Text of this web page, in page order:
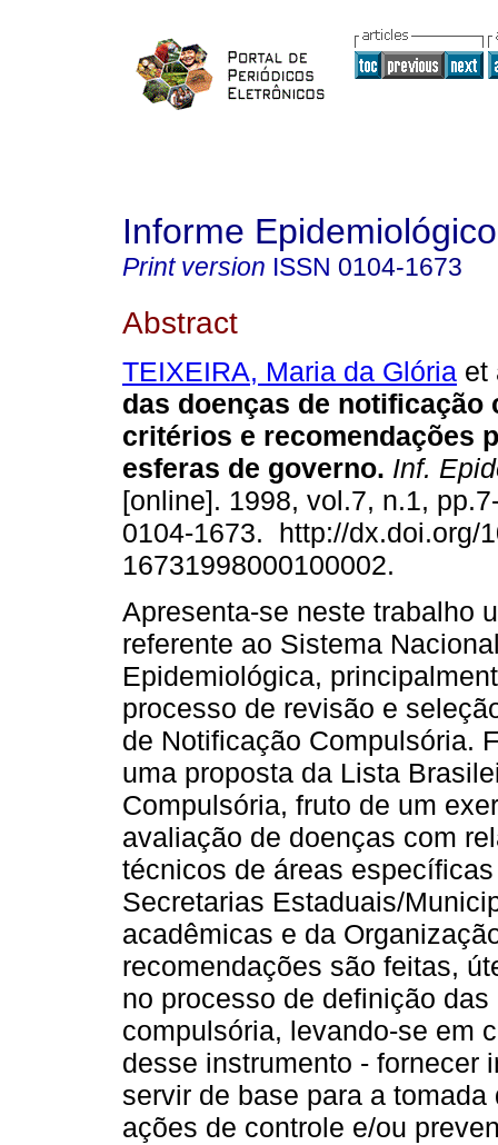
Informe
Print version ISSN 0104-1673
Abstract
TEIXEIRA, Maria da Glória et
das doenças de notificação
critérios e recomendações
esferas de governo. Inf.
[online]. 1998, vol.7, n.1,
0104-1673. http://dx.doi.org/
16731998000100002.
Apresenta-se neste trabalho
referente ao Sistema
Epidemiológica,
processo de revisão e
de Notificação Compulsória.
uma proposta da Lista
Compulsória, fruto de um
avaliação de doenças com
técnicos de áreas
Secretarias Estaduais/
acadêmicas e da
recomendações são feitas,
no processo de definição
compulsória, levando-se em
desse instrumento - fornecer
servir de base para a
ações de controle e/ou